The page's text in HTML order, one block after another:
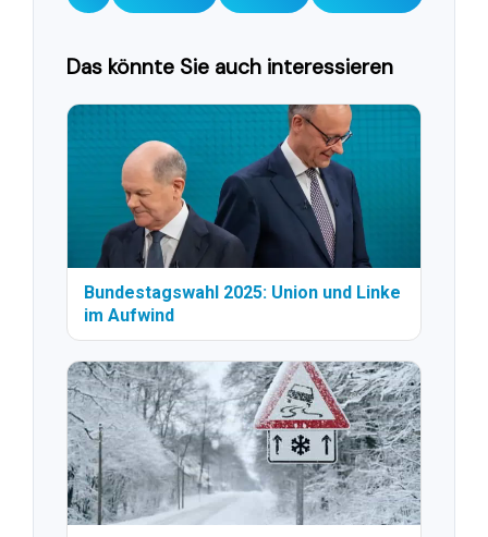
Das könnte Sie auch interessieren
Bundestagswahl 2025: Union und Linke
im Aufwind